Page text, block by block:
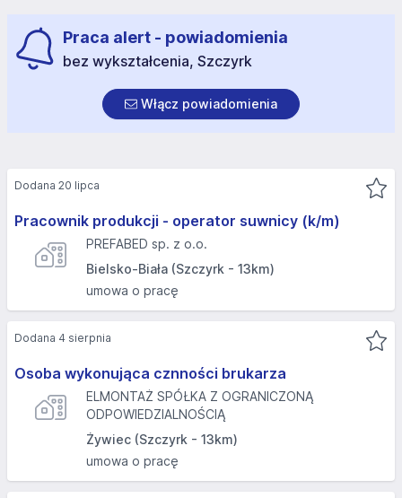
Praca alert - powiadomienia
bez wykształcenia, Szczyrk
Włącz powiadomienia
Pracownik produkcji - operator suwnicy (k/m)
PREFABED sp. z o.o.
Bielsko-Biała (Szczyrk - 13km)
umowa o pracę
Dodana 20 lipca
Osoba wykonująca cznności brukarza
ELMONTAŻ SPÓŁKA Z OGRANICZONĄ
ODPOWIEDZIALNOŚCIĄ
Żywiec (Szczyrk - 13km)
umowa o pracę
Dodana 4 sierpnia